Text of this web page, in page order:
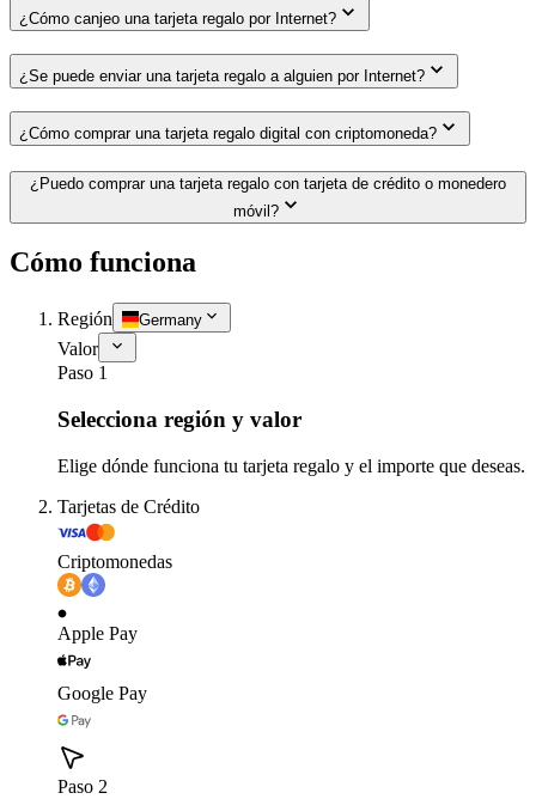
¿Cómo canjeo una tarjeta regalo por Internet?
¿Se puede enviar una tarjeta regalo a alguien por Internet?
¿Cómo comprar una tarjeta regalo digital con criptomoneda?
¿Puedo comprar una tarjeta regalo con tarjeta de crédito o monedero
móvil?
Cómo funciona
Región Germany
Valor
Paso 1
Selecciona región y valor
Elige dónde funciona tu tarjeta regalo y el importe que deseas.
Tarjetas de Crédito
Criptomonedas
Apple Pay
Google Pay
Paso 2